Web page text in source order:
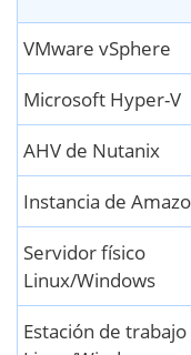
VMware vSphere
Microsoft Hyper-V
AHV de Nutanix
Instancia de
Servidor físico
Linux/Windows
Estación de trabajo